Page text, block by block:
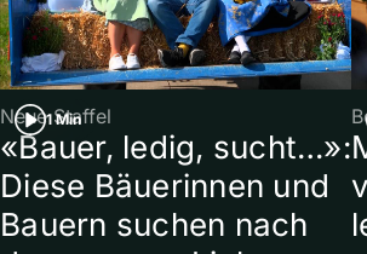
1 Min
Neue Staffel
«Bauer, ledig, sucht…»:
Diese Bäuerinnen und
Bauern suchen nach